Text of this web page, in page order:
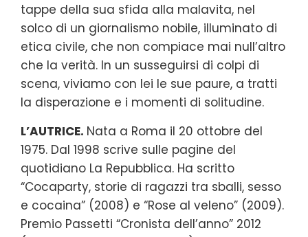
tappe della sua sfida alla malavita, nel
solco di un giornalismo nobile, illuminato di
etica civile, che non compiace mai null’altro
che la verità. In un susseguirsi di colpi di
scena, viviamo con lei le sue paure, a tratti
la disperazione e i momenti di solitudine.
L’AUTRICE. Nata a Roma il 20 ottobre del
1975. Dal 1998 scrive sulle pagine del
quotidiano La Repubblica. Ha scritto
“Cocaparty, storie di ragazzi tra sballi, sesso
e cocaina” (2008) e “Rose al veleno” (2009).
Premio Passetti “Cronista dell’anno” 2012